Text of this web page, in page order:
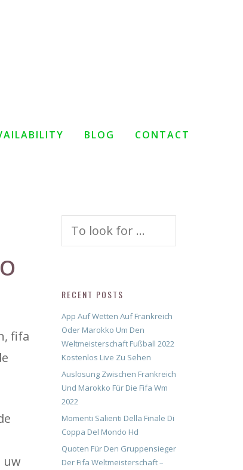
BLOG CONTACT
fifa
uw
RECENT POSTS
App Auf Wetten Auf Frankreich
Oder Marokko Um Den
Weltmeisterschaft Fußball 2022
Kostenlos Live Zu Sehen
Auslosung Zwischen Frankreich
Und Marokko Für Die Fifa Wm
2022
Momenti Salienti Della Finale Di
Coppa Del Mondo Hd
Quoten Für Den Gruppensieger
Der Fifa Weltmeisterschaft –